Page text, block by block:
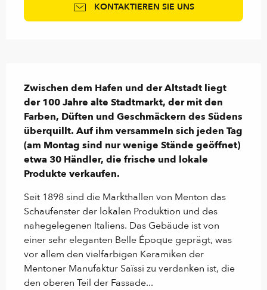
KONTAKTIEREN SIE UNS
Zwischen dem Hafen und der Altstadt liegt
der 100 Jahre alte Stadtmarkt, der mit den
Farben, Düften und Geschmäckern des Südens
überquillt. Auf ihm versammeln sich jeden Tag
(am Montag sind nur wenige Stände geöffnet)
etwa 30 Händler, die frische und lokale
Produkte verkaufen.
Seit 1898 sind die Markthallen von Menton das
Schaufenster der lokalen Produktion und des
nahegelegenen Italiens. Das Gebäude ist von
einer sehr eleganten Belle Époque geprägt, was
vor allem den vielfarbigen Keramiken der
Mentoner Manufaktur Saïssi zu verdanken ist, die
den oberen Teil der Fassade...